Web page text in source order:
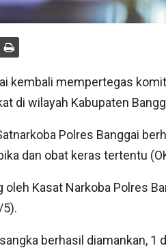
kembali mempertegas
di wilayah Kabupaten
Polres Banggai
dan obat keras tertentu
Kasat Narkoba Polres
5).
berhasil diamankan, 1